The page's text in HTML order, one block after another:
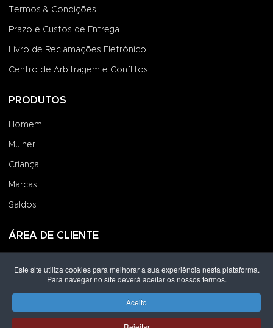
Termos & Condições
Prazo e Custos de Entrega
Livro de Reclamações Eletrónico
Centro de Arbitragem e Conflitos
PRODUTOS
Homem
Mulher
Criança
Marcas
Saldos
ÁREA DE CLIENTE
Criar uma Conta
Direitos de autor © 2026 Grupo Lpoint® Footwear & Co.. Todos os
Este site utiliza cookies para melhorar a sua experiência nesta plataforma.
Para navegar no site deverá aceitar os nossos termos.
Aceito